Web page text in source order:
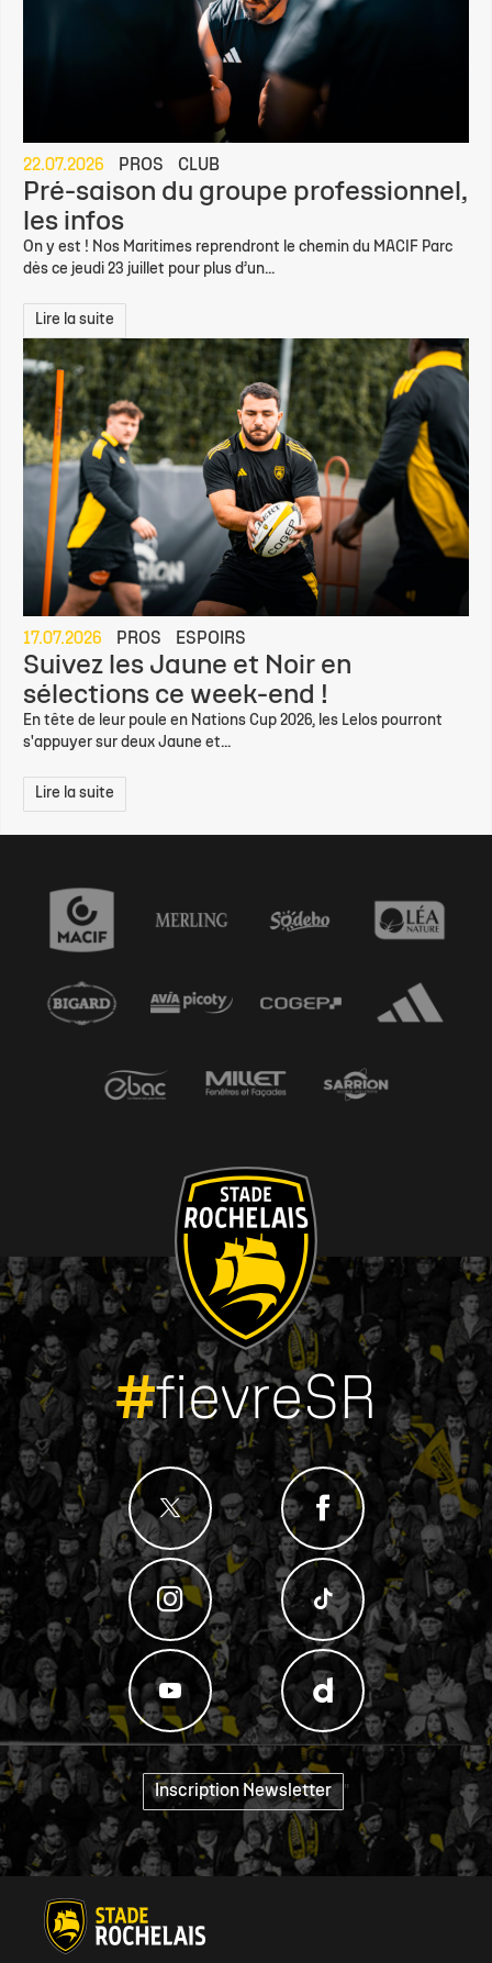
22.07.2026 PROS CLUB
Pré-saison du groupe professionnel,
les infos
On y est ! Nos Maritimes reprendront le chemin du MACIF Parc
dès ce jeudi 23 juillet pour plus d’un...
Lire la suite
17.07.2026 PROS ESPOIRS
Suivez les Jaune et Noir en
sélections ce week-end !
En tête de leur poule en Nations Cup 2026, les Lelos pourront
s'appuyer sur deux Jaune et...
Lire la suite
#fievreSR
Inscription Newsletter "